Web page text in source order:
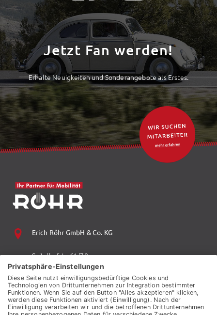
Jetzt Fan werden!
Erhalte Neuigkeiten und Sonderangebote als Erstes.
Erich Röhr GmbH & Co. KG
Spitalhofstr. 61/70
94032 Passau
+49 (0) 851 70 06 0
+49 (0) 851 70 06 149